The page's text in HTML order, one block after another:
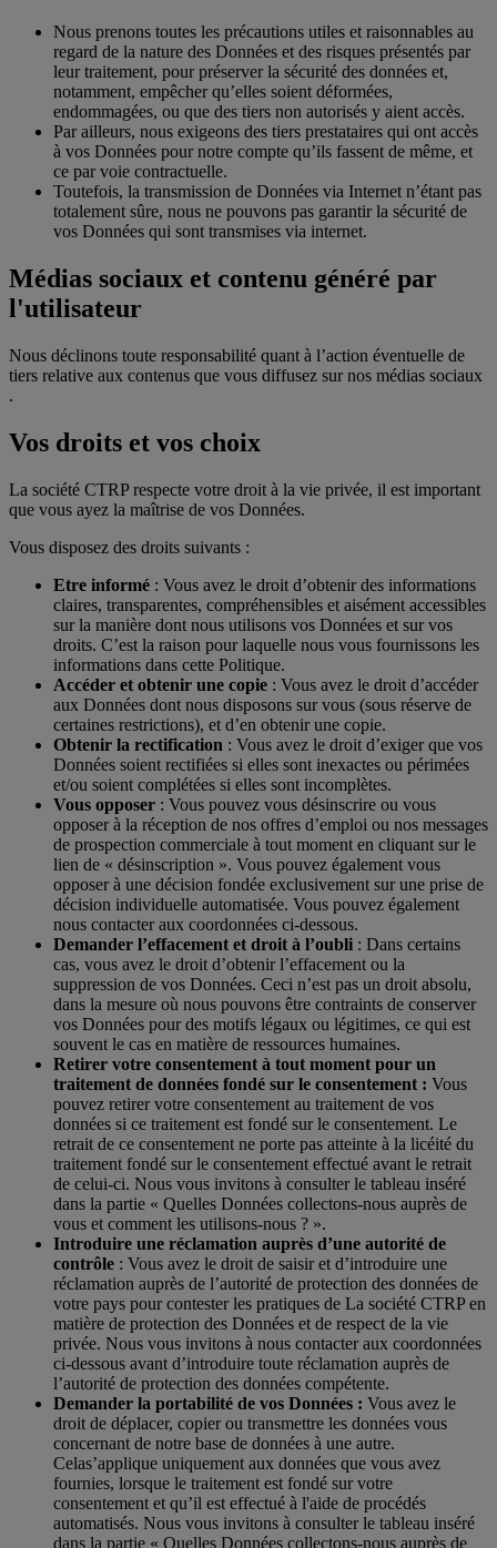
Nous prenons toutes les précautions utiles et raisonnables au
regard de la nature des Données et des risques présentés par
leur traitement, pour préserver la sécurité des données et,
notamment, empêcher qu’elles soient déformées,
endommagées, ou que des tiers non autorisés y aient accès.
Par ailleurs, nous exigeons des tiers prestataires qui ont accès
à vos Données pour notre compte qu’ils fassent de même, et
ce par voie contractuelle.
Toutefois, la transmission de Données via Internet n’étant pas
totalement sûre, nous ne pouvons pas garantir la sécurité de
vos Données qui sont transmises via internet.
Médias sociaux et contenu généré par
l'utilisateur
Nous déclinons toute responsabilité quant à l’action éventuelle de
tiers relative aux contenus que vous diffusez sur nos médias sociaux
.
Vos droits et vos choix
La société CTRP respecte votre droit à la vie privée, il est important
que vous ayez la maîtrise de vos Données.
Vous disposez des droits suivants :
Etre informé : Vous avez le droit d’obtenir des informations
claires, transparentes, compréhensibles et aisément accessibles
sur la manière dont nous utilisons vos Données et sur vos
droits. C’est la raison pour laquelle nous vous fournissons les
informations dans cette Politique.
Accéder et obtenir une copie : Vous avez le droit d’accéder
aux Données dont nous disposons sur vous (sous réserve de
certaines restrictions), et d’en obtenir une copie.
Obtenir la rectification : Vous avez le droit d’exiger que vos
Données soient rectifiées si elles sont inexactes ou périmées
et/ou soient complétées si elles sont incomplètes.
Vous opposer : Vous pouvez vous désinscrire ou vous
opposer à la réception de nos offres d’emploi ou nos messages
de prospection commerciale à tout moment en cliquant sur le
lien de « désinscription ». Vous pouvez également vous
opposer à une décision fondée exclusivement sur une prise de
décision individuelle automatisée. Vous pouvez également
nous contacter aux coordonnées ci-dessous.
Demander l’effacement et droit à l’oubli : Dans certains
cas, vous avez le droit d’obtenir l’effacement ou la
suppression de vos Données. Ceci n’est pas un droit absolu,
dans la mesure où nous pouvons être contraints de conserver
vos Données pour des motifs légaux ou légitimes, ce qui est
souvent le cas en matière de ressources humaines.
Retirer votre consentement à tout moment pour un
traitement de données fondé sur le consentement : Vous
pouvez retirer votre consentement au traitement de vos
données si ce traitement est fondé sur le consentement. Le
retrait de ce consentement ne porte pas atteinte à la licéité du
traitement fondé sur le consentement effectué avant le retrait
de celui-ci. Nous vous invitons à consulter le tableau inséré
dans la partie « Quelles Données collectons-nous auprès de
vous et comment les utilisons-nous ? ».
Introduire une réclamation auprès d’une autorité de
contrôle : Vous avez le droit de saisir et d’introduire une
réclamation auprès de l’autorité de protection des données de
votre pays pour contester les pratiques de La société CTRP en
matière de protection des Données et de respect de la vie
privée. Nous vous invitons à nous contacter aux coordonnées
ci-dessous avant d’introduire toute réclamation auprès de
l’autorité de protection des données compétente.
Demander la portabilité de vos Données : Vous avez le
droit de déplacer, copier ou transmettre les données vous
concernant de notre base de données à une autre.
Celas’applique uniquement aux données que vous avez
fournies, lorsque le traitement est fondé sur votre
consentement et qu’il est effectué à l'aide de procédés
automatisés. Nous vous invitons à consulter le tableau inséré
dans la partie « Quelles Données collectons-nous auprès de